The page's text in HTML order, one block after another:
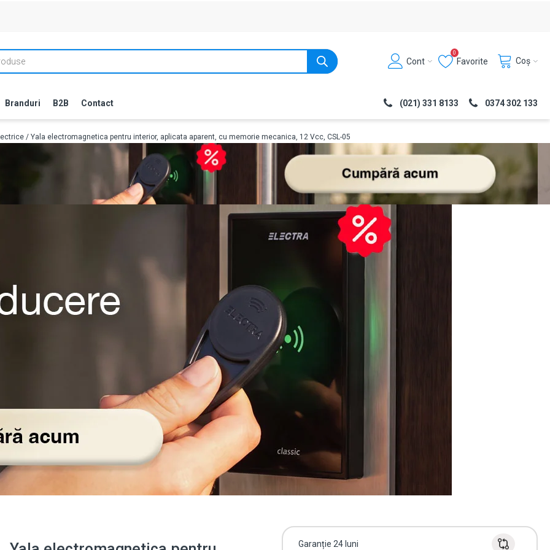
Cont
0
Favorite Coș
Branduri B2B Contact (021) 331 8133 0374 302 133
/ Yala electromagnetica pentru interior, aplicata aparent, cu memorie mecanica, 12 Vcc, CSL-05
Garanție 24 luni